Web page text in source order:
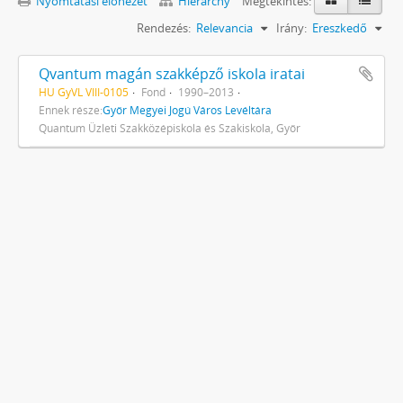
Rendezés: Relevancia Irány: Ereszkedő
Qvantum magán szakképző iskola iratai
HU GyVL VIII-0105 Fond
1990–2013
Ennek része:Győr Megyei Jogú Város Levéltára
Quantum Üzleti Szakközépiskola és Szakiskola, Győr